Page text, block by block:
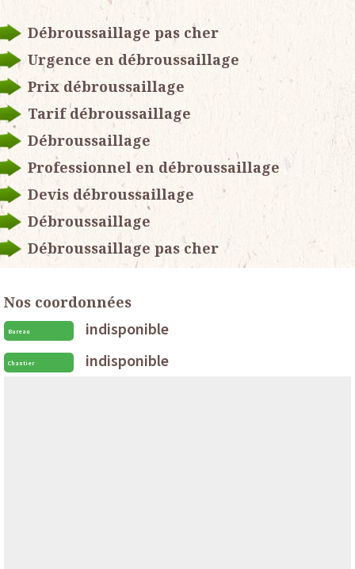
Débroussaillage pas cher
Urgence en débroussaillage
Prix débroussaillage
Tarif débroussaillage
Débroussaillage
Professionnel en débroussaillage
Devis débroussaillage
Débroussaillage
Débroussaillage pas cher
Nos coordonnées
Bureau indisponible
Chantier indisponible